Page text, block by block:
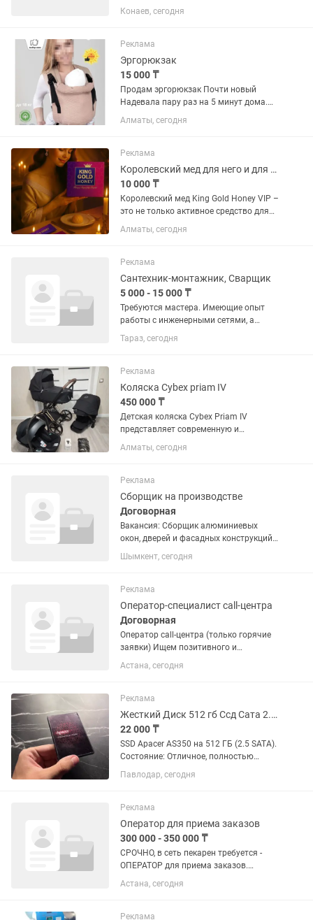
должность Слаботочник. Обязанности:
Монтаж ремонт слаботочных систем
кабеля,...
Конаев, сегодня
Реклама
Эргорюкзак
15 000 ₸
Продам эргорюкзак Почти новый
Надевала пару раз на 5 минут дома.
Положение лицом к маме Рюкзачок
BeBorn От 0+ до 1.5 лет С 2.8кг до 14кг
маленьких, имеет...
Алматы, сегодня
Реклама
Королевский мед для него и для нее! Оригинал! Турция!!!
10 000 ₸
Королевский мед King Gold Honey VIP –
это не только активное средство для
стимуляции половой функции, но и
мощный источник энергии для всего
стимулирует общий обмен...
Алматы, сегодня
Реклама
Сантехник-монтажник, Сварщик
5 000 - 15 000 ₸
Требуются мастера. Имеющие опыт
работы с инженерными сетями, а
именно монтаж системы отопления,
водоснабжения, канализации,
Знание и умения расставлять и...
Тараз, сегодня
Реклама
Коляска Cybex priam IV
450 000 ₸
Детская коляска Cybex Priam IV
представляет современную и
стильную систему для передвижения
малыша. Включая прогулочную
она объединяет комфорт и
функциональность....
Алматы, сегодня
Реклама
Сборщик на производстве
Договорная
Вакансия: Сборщик алюминиевых
окон, дверей и фасадных конструкций
(с опытом) В стабильную и
развивающуюся компанию требуется
опытом работы. Обязанности: —
Сборка...
Шымкент, сегодня
Реклама
Оператор-специалист call-центра
Договорная
Оператор call-центра (только горячие
заявки) Ищем позитивного и
общительного сотрудника в нашу
команду! Никаких холодных звонков и
с клиентами, которые сами...
Астана, сегодня
Реклама
Жесткий Диск 512 гб Ссд Сата 2.5 / Ssd Sata 2.5 512гб
22 000 ₸
SSD Apacer AS350 на 512 ГБ (2.5 SATA).
Состояние: Отличное, полностью
рабочий диск под систему или файлы.
Здоровье 99% по CrystalDiskInfo,
записано всего 8 ТБ...
Павлодар, сегодня
Реклама
Оператор для приема заказов
300 000 - 350 000 ₸
СРОЧНО, в сеть пекарен требуется -
ОПЕРАТОР для приема заказов.
Желательно женского пола. График
работы с 09.00 ч до 20.00 ч., 5/2 , два
тыс тг + 1 % от продаж;...
Астана, сегодня
Реклама